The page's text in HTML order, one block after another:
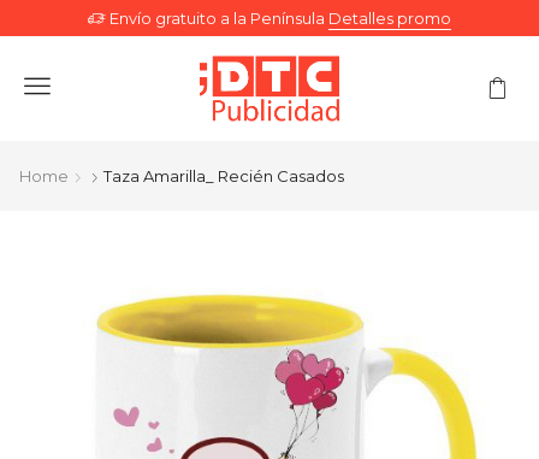
Envío gratuito a la Península Detalles promo
Menu
Home Taza Amarilla_ Recién Casados